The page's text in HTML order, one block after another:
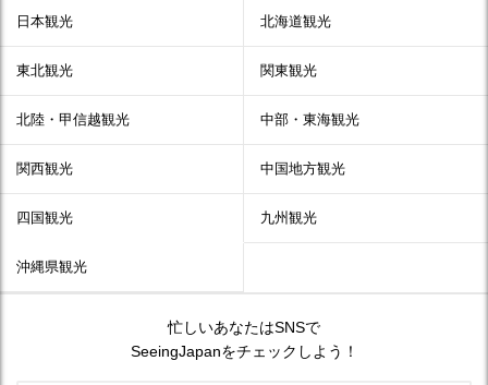
日本観光 北海道観光
東北観光 関東観光
北陸・甲信越観光 中部・東海観光
関西観光 中国地方観光
四国観光 九州観光
沖縄県観光
忙しいあなたはSNSで
SeeingJapanをチェックしよう！